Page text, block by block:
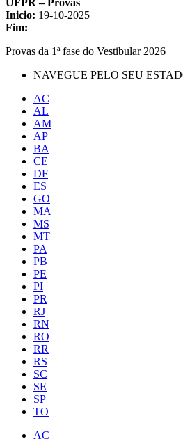
UFPR – Provas
Inicio: 19-10-2025
Fim:
Provas da 1ª fase do Vestibular 2026
NAVEGUE PELO SEU
AC
AL
AM
AP
BA
CE
DF
ES
GO
MA
MS
MT
PA
PB
PE
PI
PR
RJ
RN
RO
RR
RS
SC
SE
SP
TO
AC